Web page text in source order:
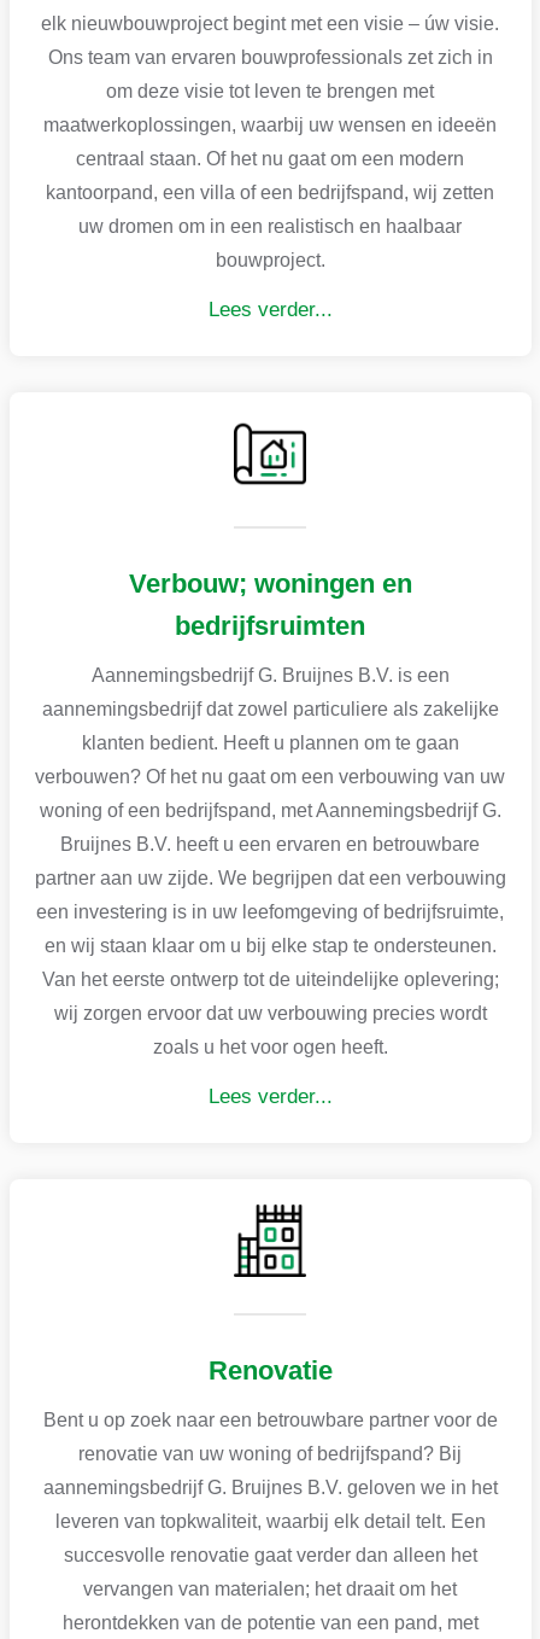
elk nieuwbouwproject begint met een visie – úw visie.
Ons team van ervaren bouwprofessionals zet zich in
om deze visie tot leven te brengen met
maatwerkoplossingen, waarbij uw wensen en ideeën
centraal staan. Of het nu gaat om een modern
kantoorpand, een villa of een bedrijfspand, wij zetten
uw dromen om in een realistisch en haalbaar
bouwproject.
Lees verder...
Verbouw; woningen en
bedrijfsruimten
Aannemingsbedrijf G. Bruijnes B.V. is een
aannemingsbedrijf dat zowel particuliere als zakelijke
klanten bedient. Heeft u plannen om te gaan
verbouwen? Of het nu gaat om een verbouwing van uw
woning of een bedrijfspand, met Aannemingsbedrijf G.
Bruijnes B.V. heeft u een ervaren en betrouwbare
partner aan uw zijde. We begrijpen dat een verbouwing
een investering is in uw leefomgeving of bedrijfsruimte,
en wij staan klaar om u bij elke stap te ondersteunen.
Van het eerste ontwerp tot de uiteindelijke oplevering;
wij zorgen ervoor dat uw verbouwing precies wordt
zoals u het voor ogen heeft.
Lees verder...
Renovatie
Bent u op zoek naar een betrouwbare partner voor de
renovatie van uw woning of bedrijfspand? Bij
aannemingsbedrijf G. Bruijnes B.V. geloven we in het
leveren van topkwaliteit, waarbij elk detail telt. Een
succesvolle renovatie gaat verder dan alleen het
vervangen van materialen; het draait om het
herontdekken van de potentie van een pand, met